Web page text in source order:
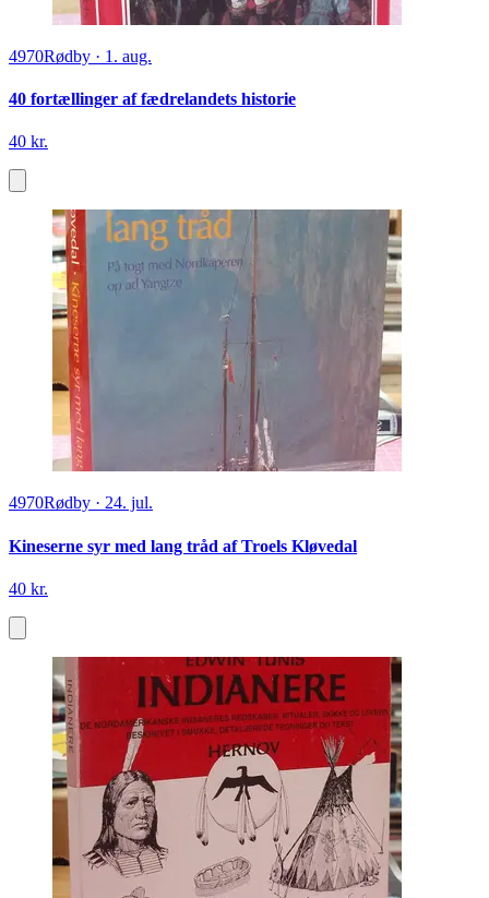
4970Rødby · 1. aug.
40 fortællinger af fædrelandets historie
40 kr.
4970Rødby · 24. jul.
Kineserne syr med lang tråd af Troels Kløvedal
40 kr.